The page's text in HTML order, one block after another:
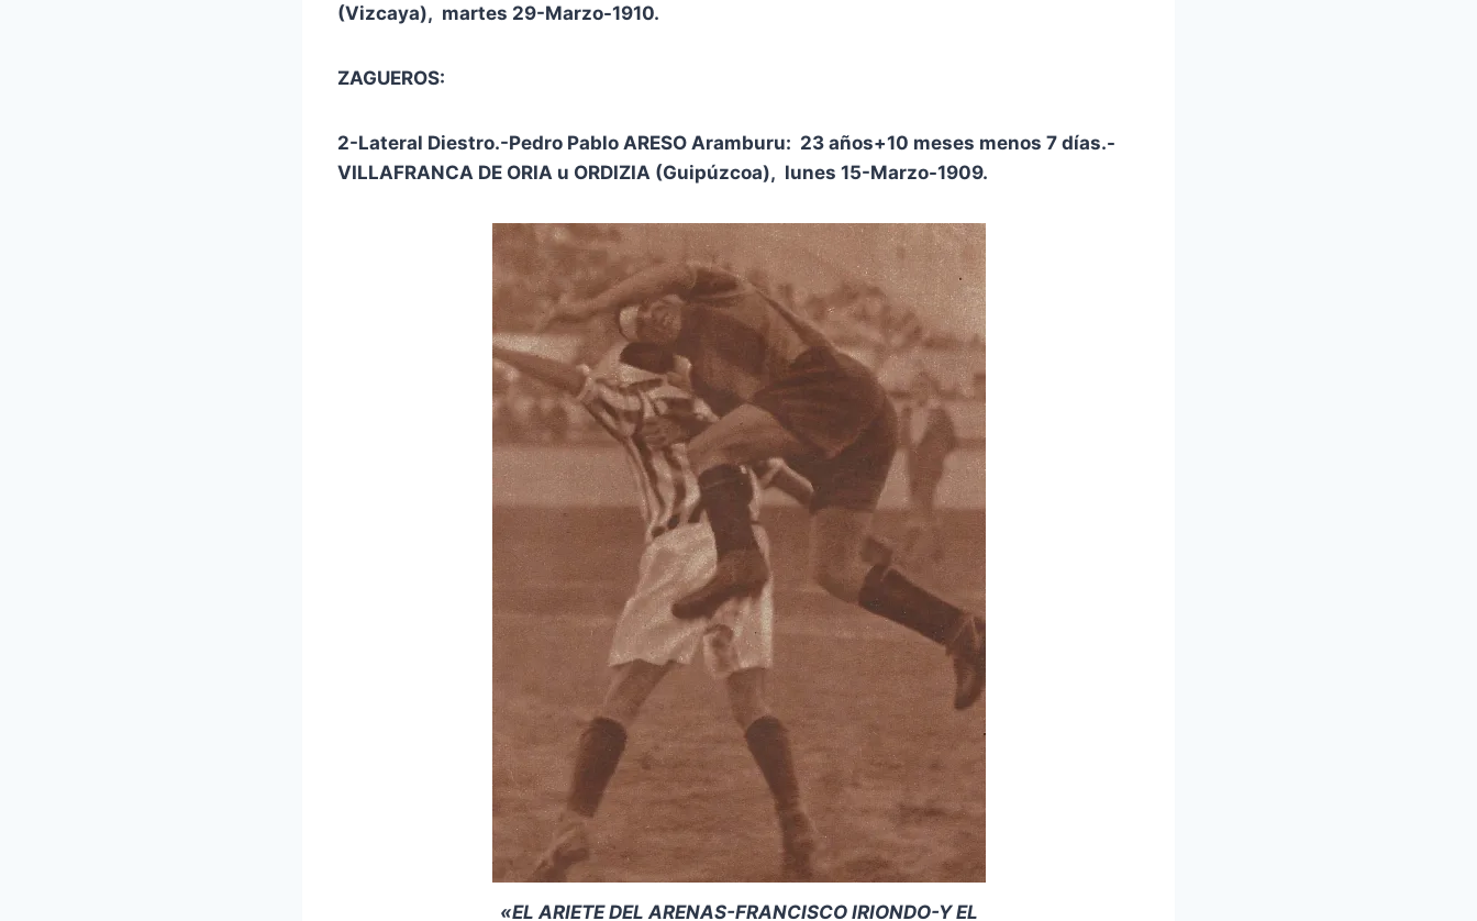
(Vizcaya), martes 29-Marzo-1910.
ZAGUEROS:
2-Lateral Diestro.-Pedro Pablo ARESO Aramburu: 23 años+10 meses menos 7 días.-
VILLAFRANCA DE ORIA u ORDIZIA (Guipúzcoa), lunes 15-Marzo-1909.
«EL ARIETE DEL ARENAS-FRANCISCO IRIONDO-Y EL